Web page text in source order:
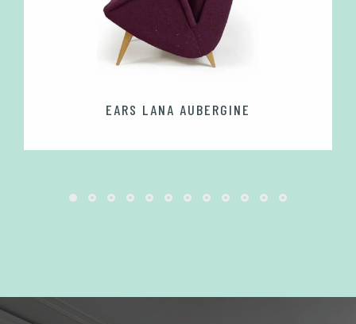
EARS LANA AUBERGINE